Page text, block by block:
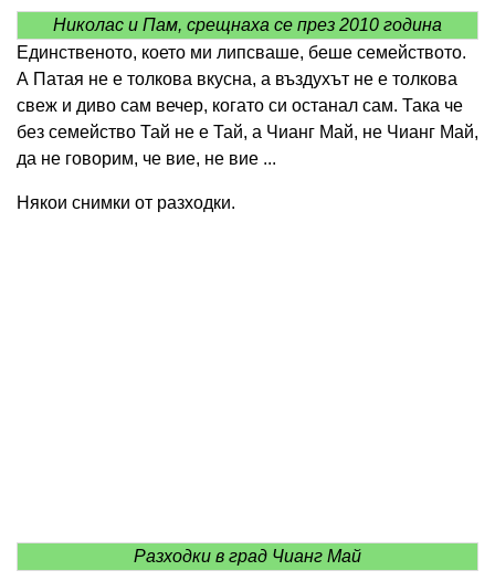
Николас и Пам, срещнаха се през 2010 година
Единственото, което ми липсваше, беше семейството.
А Патая не е толкова вкусна, а въздухът не е толкова
свеж и диво сам вечер, когато си останал сам. Така че
без семейство Тай не е Тай, а Чианг Май, не Чианг Май,
да не говорим, че вие, не вие ​​...
Някои снимки от разходки.
Разходки в град Чианг Май